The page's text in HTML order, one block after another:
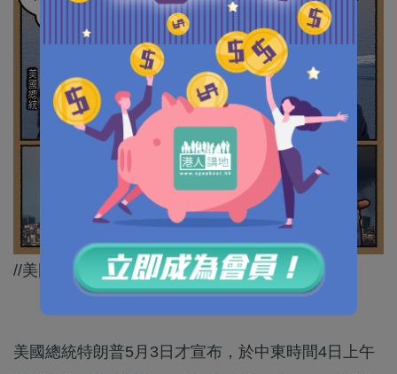
//美國快啲收手仲好啦！//
美國總統特朗普5月3日才宣布，於中東時間4日上午